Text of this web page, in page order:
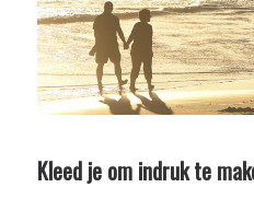
Kleed je om indruk te